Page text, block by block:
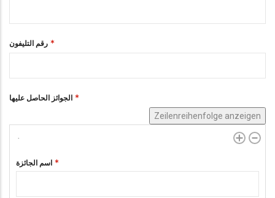
رقم التليفون
الجوائز الحاصل عليها
Zeilenreihenfolge anzeigen
اسم الجائزة